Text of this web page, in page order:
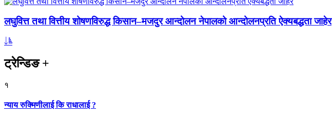
लघुवित्त तथा वित्तीय शोषणविरुद्ध किसान–मजदुर आन्दोलन नेपालको आन्दोलनप्रति ऐक्यबद्धता जाहेर
ट्रेन्डिङ+
१
न्याय रुक्मिणीलाई कि राधालाई ?